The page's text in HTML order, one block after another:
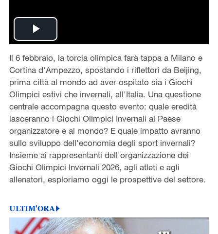
Play
Video
Il 6 febbraio, la torcia olimpica farà tappa a Milano e
Cortina d'Ampezzo, spostando i riflettori da Beijing,
prima città al mondo ad aver ospitato sia i Giochi
Olimpici estivi che invernali, all'Italia. Una questione
centrale accompagna questo evento: quale eredità
lasceranno i Giochi Olimpici Invernali al Paese
organizzatore e al mondo? E quale impatto avranno
sullo sviluppo dell'economia degli sport invernali?
Insieme ai rappresentanti dell'organizzazione dei
Giochi Olimpici Invernali 2026, agli atleti e agli
allenatori, esploriamo oggi le prospettive del settore.
ULTIM'ORA